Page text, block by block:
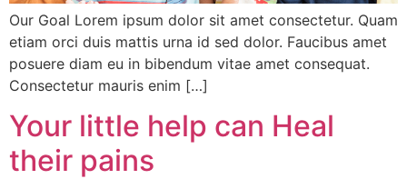
Our Goal Lorem ipsum dolor sit amet consectetur. Quam
etiam orci duis mattis urna id sed dolor. Faucibus amet
posuere diam eu in bibendum vitae amet consequat.
Consectetur mauris enim […]
Your little help can Heal
their pains